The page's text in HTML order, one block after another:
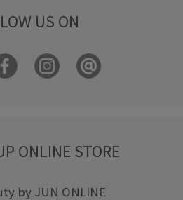
US ON
ONLINE STORE
by JUN ONLINE